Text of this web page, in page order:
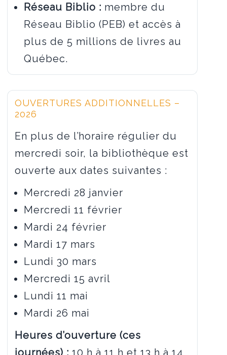
Réseau Biblio : membre du
Réseau Biblio (PEB) et accès à
plus de 5 millions de livres au
Québec.
OUVERTURES ADDITIONNELLES –
2026
En plus de l’horaire régulier du
mercredi soir, la bibliothèque est
ouverte aux dates suivantes :
Mercredi 28 janvier
Mercredi 11 février
Mardi 24 février
Mardi 17 mars
Lundi 30 mars
Mercredi 15 avril
Lundi 11 mai
Mardi 26 mai
Heures d’ouverture (ces